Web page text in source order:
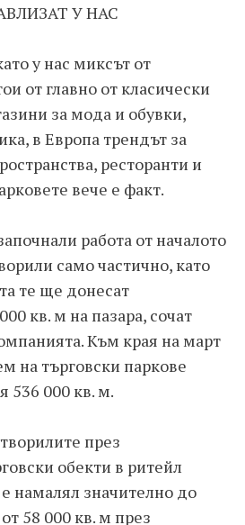
У НАС
у нас миксът от
от главно от класически
за мода и обувки,
в Европа трендът за
ресторанти и
вече е факт.
работа от началото
само частично, като
те ще донесат
кв. м на пазара, сочат
Към края на март
на търговски паркове
536 000 кв. м.
през
обекти в ритейл
намалял значително до
58 000 кв. м през